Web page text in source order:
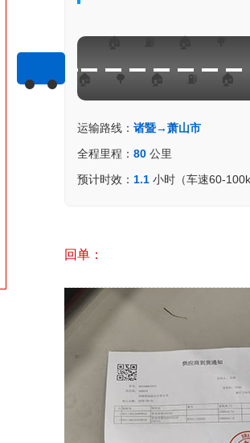
运输路线： 诸暨→萧山市
全程里程： 80 公里
预计时效： 1.1 小时（车速60-
回单：